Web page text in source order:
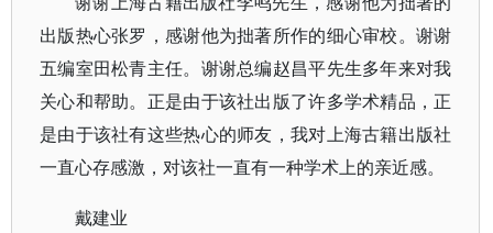
出版热心张罗，感谢他为拙著所作的细心审校。谢谢
五编室田松青主任。谢谢总编赵昌平先生多年来对我
关心和帮助。正是由于该社出版了许多学术精品，正
是由于该社有这些热心的师友，我对上海古籍出版社
一直心存感激，对该社一直有一种学术上的亲近感。
戴建业